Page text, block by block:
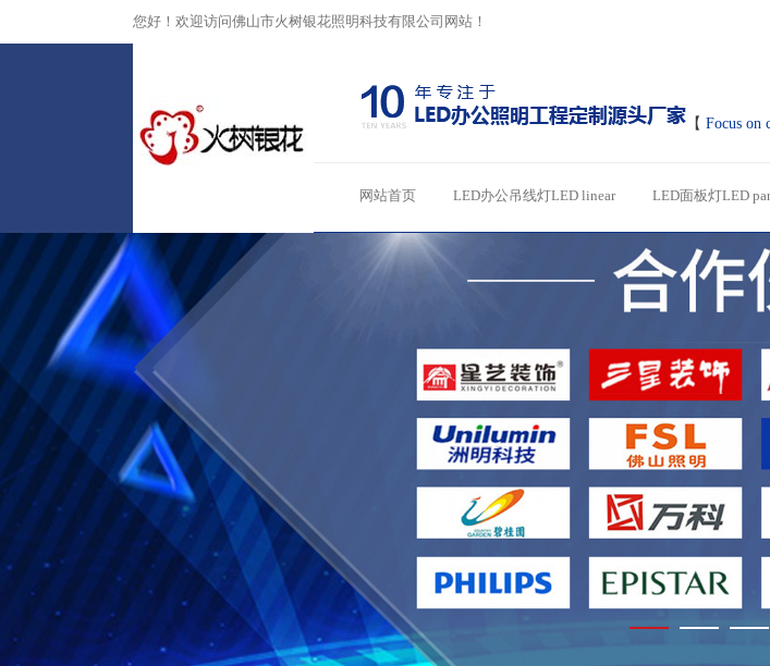
您好！欢迎访问佛山市火树银花照明科技有限公司网站！
【 Focus on
网站首页 LED办公吊线灯LED linear LED面板灯LED